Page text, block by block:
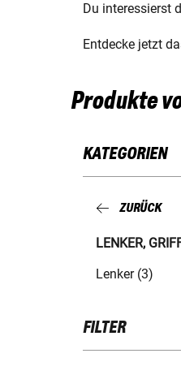
Du interessierst
Entdecke jetzt
Produkte
KATEGORIEN
ZURÜCK
LENKER,
Lenker (3)
FILTER